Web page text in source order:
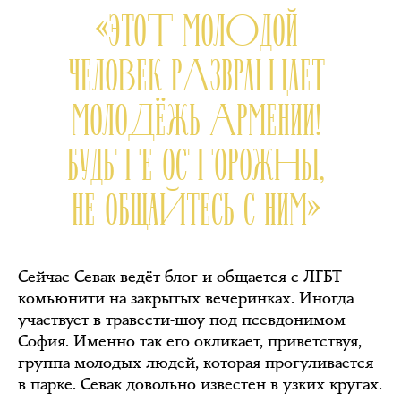
«ЭТОТ МОЛОДОЙ
ЧЕЛОВЕК РАЗВРАЩАЕТ
МОЛОДЁЖЬ АРМЕНИИ!
БУДЬТЕ ОСТОРОЖНЫ,
НЕ ОБЩАЙТЕСЬ С НИМ»
Сейчас Севак ведёт блог и общается с ЛГБТ-
комьюнити на закрытых вечеринках. Иногда
участвует в травести-шоу под псевдонимом
София. Именно так его окликает, приветствуя,
группа молодых людей, которая прогуливается
в парке. Севак довольно известен в узких кругах.